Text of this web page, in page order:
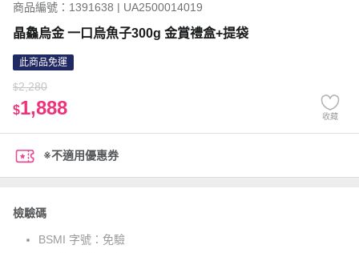
商品編號：1391638 | UA2500014019
晶鱻烏金 一口烏魚子300g 金賞禮盒+提袋
此商品免運
$2,280
$1,888 收藏
※不適用優惠券
檢驗碼
BSMI 字號： 免驗